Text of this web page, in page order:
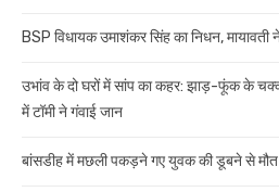
BSP विधायक उमाशंकर सिंह का निधन, मायावती
उभांव के दो घरों में सांप का कहर: झाड़-फूंक के चक्कर
में टॉमी ने गंवाई जान
बांसडीह में मछली पकड़ने गए युवक की डूबने से मौत